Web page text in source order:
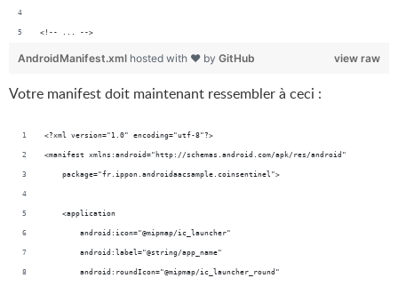
<!-- ... -->
view raw
AndroidManifest.xml hosted with ❤ by GitHub
Votre manifest doit maintenant ressembler à ceci :
<?xml version="1.0" encoding="utf-8"?>
<manifest xmlns:android="http://schemas.android.com/apk/res/android"
    package="fr.ippon.androidaacsample.coinsentinel">
    <application
        android:icon="@mipmap/ic_launcher"
        android:label="@string/app_name"
        android:roundIcon="@mipmap/ic_launcher_round"